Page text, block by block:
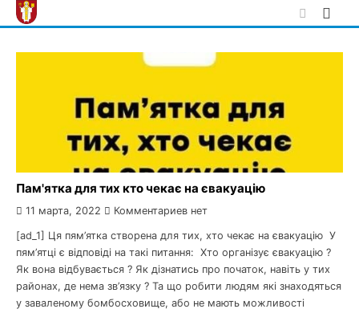
Skip
to
Пам'ятка для тих кто чекає на євакуацію
11 марта, 2022 Комментариев нет
[ad_1] Ця пям’ятка створена для тих, хто чекає на євакуацію У
пям’ятці є відповіді на такі питання: Хто організує євакуацію ?
Як вона відбувається ? Як дізнатись про початок, навіть у тих
районах, де нема зв’язку ? Та що робити людям які знаходяться
у заваленому бомбосховище, або не мають можливості